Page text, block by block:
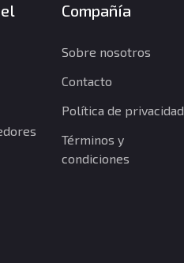
Compañía
Sobre nosotros
Contacto
Política de privacidad
Términos y
condiciones